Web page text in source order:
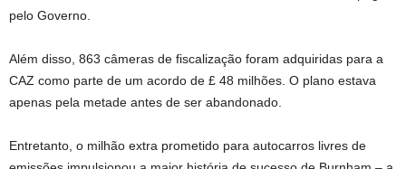
pelo Governo.
Além disso, 863 câmeras de fiscalização foram adquiridas para a
CAZ como parte de um acordo de £ 48 milhões. O plano estava
apenas pela metade antes de ser abandonado.
Entretanto, o milhão extra prometido para autocarros livres de